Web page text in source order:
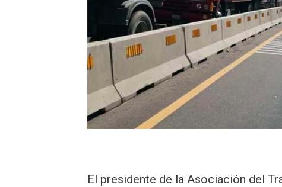
El presidente de la Asociación del